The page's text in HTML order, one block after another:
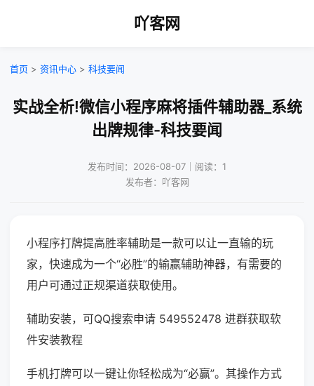
吖客网
首页 > 资讯中心 > 科技要闻
实战全析!微信小程序麻将插件辅助器_系统
出牌规律-科技要闻
发布时间：2026-08-07｜阅读：1
发布者：吖客网
小程序打牌提高胜率辅助是一款可以让一直输的玩
家，快速成为一个“必胜”的输赢辅助神器，有需要的
用户可通过正规渠道获取使用。
辅助安装，可QQ搜索申请 549552478 进群获取软
件安装教程
手机打牌可以一键让你轻松成为“必赢”。其操作方式